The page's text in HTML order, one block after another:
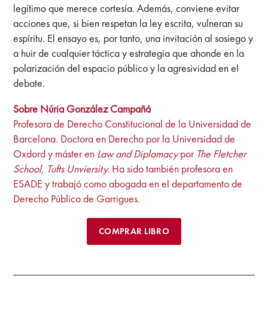
legítimo que merece cortesía. Además, conviene evitar
acciones que, si bien respetan la ley escrita, vulneran su
espíritu. El ensayo es, por tanto, una invitación al sosiego y
a huir de cualquier táctica y estrategia que ahonde en la
polarización del espacio público y la agresividad en el
debate.
Sobre Núria González Campañá
Profesora de Derecho Constitucional de la Universidad de
Barcelona. Doctora en Derecho por la Universidad de
Oxdord y máster en Law and Diplomacypor The Fletcher
School, Tufts Unviersity. Ha sido también profesora en
ESADE y trabajó como abogada en el departamento de
Derecho Público de Garrigues.
COMPRAR LIBRO